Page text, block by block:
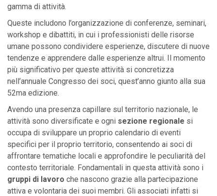
gamma di attività.
Queste includono l’organizzazione di conferenze, seminari,
workshop e dibattiti, in cui i professionisti delle risorse
umane possono condividere esperienze, discutere di nuove
tendenze e apprendere dalle esperienze altrui. Il momento
più significativo per queste attività si concretizza
nell’annuale Congresso dei soci, quest’anno giunto alla sua
52ma edizione.
Avendo una presenza capillare sul territorio nazionale, le
attività sono diversificate e ogni sezione regionale si
occupa di sviluppare un proprio calendario di eventi
specifici per il proprio territorio, consentendo ai soci di
affrontare tematiche locali e approfondire le peculiarità del
contesto territoriale. Fondamentali in questa attività sono i
gruppi di lavoro che nascono grazie alla partecipazione
attiva e volontaria dei suoi membri. Gli associati infatti si